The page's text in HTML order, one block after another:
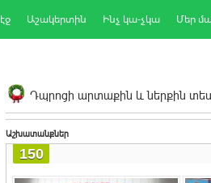
Աշակերտին Ինչ կա-չկա Մեր
Դպրոցի արտաքին և ներքին
Աշխատանքներ
150